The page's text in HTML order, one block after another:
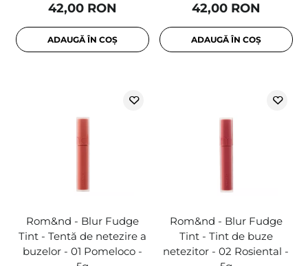
42,00 RON
ADAUGĂ ÎN COȘ
42,00 RON
ADAUGĂ ÎN COȘ
Rom&nd - Blur Fudge
Tint - Tentă de netezire a
buzelor - 01 Pomeloco -
Rom&nd - Blur Fudge
Tint - Tint de buze
netezitor - 02 Rosiental -